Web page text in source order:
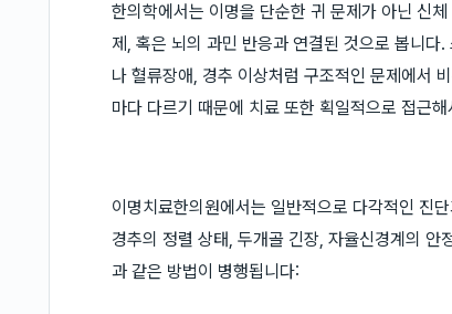
한의학에서는 이명을 단순한 귀 문제가 아닌 신
제, 혹은 뇌의 과민 반응과 연결된 것으로 봅니다
나 혈류장애, 경추 이상처럼 구조적인 문제에서
마다 다르기 때문에 치료 또한 획일적으로 접근
이명치료한의원에서는 일반적으로 다각적인 진
경추의 정렬 상태, 두개골 긴장, 자율신경계의
과 같은 방법이 병행됩니다: